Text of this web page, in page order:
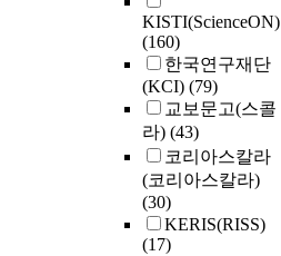
KISTI(ScienceON)
(160)
한국연구재단
(KCI) (79)
교보문고(스콜
라) (43)
코리아스칼라
(코리아스칼라)
(30)
KERIS(RISS)
(17)